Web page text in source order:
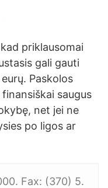
priklausomai
gali gauti
Paskolos
saugus
net jei ne
po ligos ar
Fax: (370) 5.